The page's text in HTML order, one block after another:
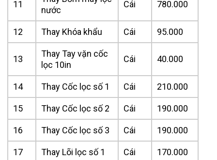
11
nước
Cái 780.000
12 Thay Khóa khẩu Cái 95.000
13
Thay Tay vặn cốc
lọc 10in
Cái 40.000
14 Thay Cốc lọc số 1 Cái 210.000
15 Thay Cốc lọc số 2 Cái 190.000
16 Thay Cốc lọc số 3 Cái 190.000
17 Thay Lõi lọc số 1 Cái 170.000